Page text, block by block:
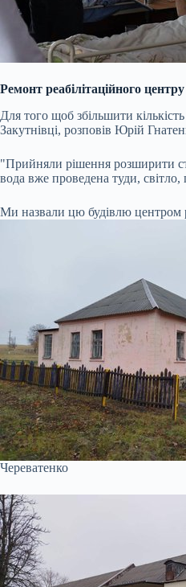
Ремонт реабілітаційного
Для того щоб збільшити
Закутнівці, розповів Юрій
"Прийняли рішення розширити
вода вже проведена туди,
Ми назвали цю будівлю центром
Череватенко